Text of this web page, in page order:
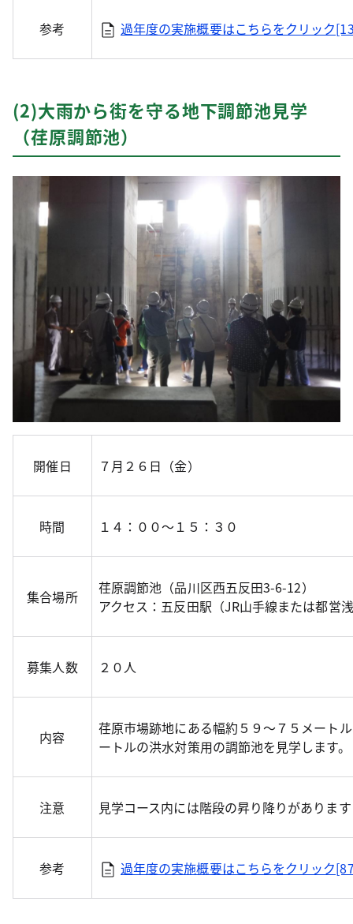
参考 過年度の実施概要はこちらをクリック
(2)大雨から街を守る地下調節池見学
（荏原調節池）
開催日 ７月２６日（金）
時間 １４：００～１５：３０
集合場所
荏原調節池（品川区西五反田3-6-12）
アクセス：五反田駅（JR山手線または都営
募集人数 ２０人
内容
荏原市場跡地にある幅約５９～７５メート
ートルの洪水対策用の調節池を見学します。
注意 見学コース内には階段の昇り降りがありま
参考 過年度の実施概要はこちらをクリック